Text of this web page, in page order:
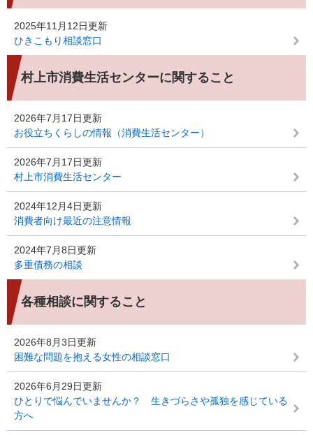
2025年11月12日更新
ひきこもり相談窓口
村上市消費生活センターに関すること
2026年7月17日更新
お役立ちくらしの情報（消費生活センター）
2026年7月17日更新
村上市消費生活センター
2024年12月4日更新
消費者向け最近の注意情報
2024年7月8日更新
多重債務の相談
各種相談に関すること
2026年8月3日更新
困難な問題を抱える女性の相談窓口
2026年6月29日更新
ひとりで悩んでいませんか？ 生きづらさや孤独を感じている
方へ